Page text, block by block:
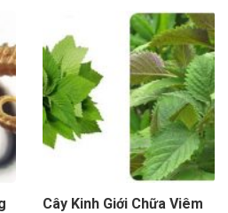
Cây Kinh Giới Chữa Viêm